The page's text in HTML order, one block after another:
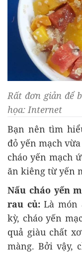
Rất đơn giản để
họa: Internet
Bạn nên tìm
đỏ yến mạch
cháo yến mạch
ăn kiêng từ yến
Nấu cháo yến
rau củ:Là món
kỳ, cháo yến
quả giàu chất
màng. Bởi vậy,